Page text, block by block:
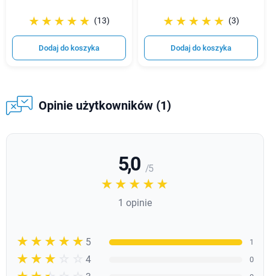
☆☆☆☆☆
★★★★★ (13)
Dodaj do koszyka
☆☆☆☆☆
★★★★★ (3)
Dodaj do koszyka
Opinie użytkowników (1)
5,0 / 5
☆☆☆☆☆
★★★★★
1 opinie
☆☆☆☆☆
★★★★★ 5 1
☆☆☆☆☆
★★★★ 4 0